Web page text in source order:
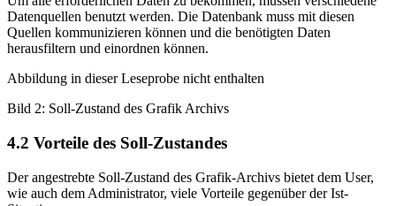
Datenquellen benutzt werden. Die Datenbank muss mit diesen
Quellen kommunizieren können und die benötigten Daten
herausfiltern und einordnen können.
Abbildung in dieser Leseprobe nicht enthalten
Bild 2: Soll-Zustand des Grafik Archivs
4.2 Vorteile des Soll-Zustandes
Der angestrebte Soll-Zustand des Grafik-Archivs bietet dem User,
wie auch dem Administrator, viele Vorteile gegenüber der Ist-